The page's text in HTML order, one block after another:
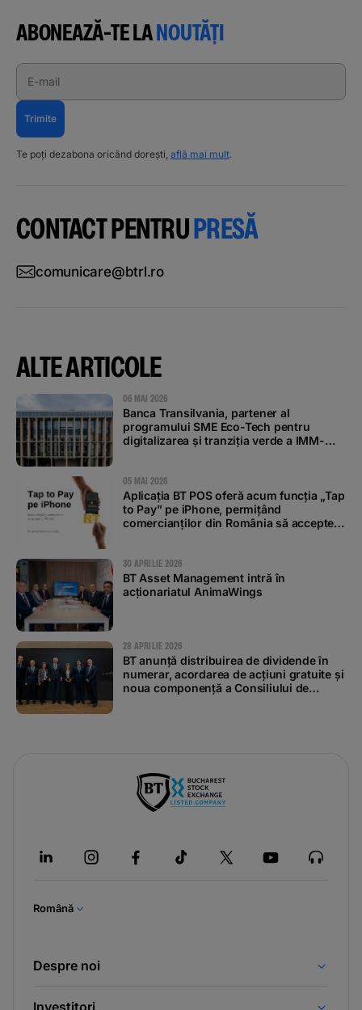
ABONEAZĂ-TE LANOUTĂȚI
E-mail
Trimite
Te poți dezabona oricând dorești, află mai mult.
CONTACT PENTRUPRESĂ
comunicare@btrl.ro
ALTE ARTICOLE
06 MAI 2026
Banca Transilvania, partener al
programului SME Eco-Tech pentru
digitalizarea și tranziția verde a IMM-
05 MAI 2026
Aplicația BT POS oferă acum funcția „Tap
to Pay” pe iPhone, permițând
comercianților din România să accepte
30 APRILIE 2026
BT Asset Management intră în
acționariatul AnimaWings
28 APRILIE 2026
BT anunță distribuirea de dividende în
numerar, acordarea de acțiuni gratuite și
noua componență a Consiliului de
Română
Despre noi
Investitori